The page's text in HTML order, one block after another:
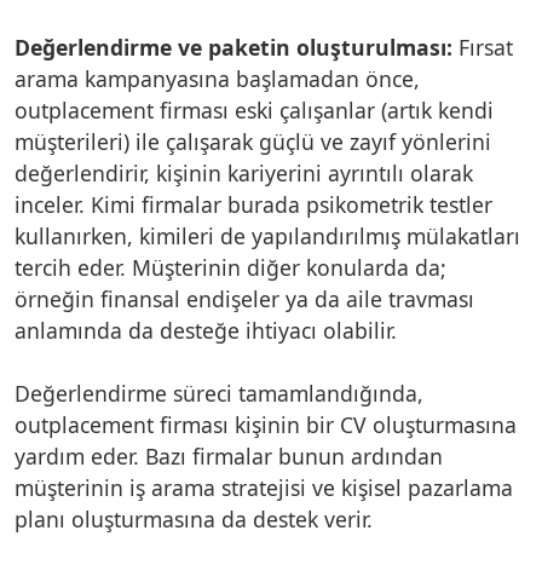
Değerlendirme ve paketin oluşturulması: Fırsat
arama kampanyasına başlamadan önce,
outplacement firması eski çalışanlar (artık kendi
müşterileri) ile çalışarak güçlü ve zayıf yönlerini
değerlendirir, kişinin kariyerini ayrıntılı olarak
inceler. Kimi firmalar burada psikometrik testler
kullanırken, kimileri de yapılandırılmış mülakatları
tercih eder. Müşterinin diğer konularda da;
örneğin finansal endişeler ya da aile travması
anlamında da desteğe ihtiyacı olabilir.
Değerlendirme süreci tamamlandığında,
outplacement firması kişinin bir CV oluşturmasına
yardım eder. Bazı firmalar bunun ardından
müşterinin iş arama stratejisi ve kişisel pazarlama
planı oluşturmasına da destek verir.